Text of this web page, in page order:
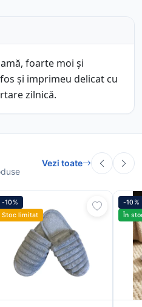
foarte moi și
și imprimeu delicat cu
zilnică.
Vezi toate
-10%
Stoc limitat
-10%
În